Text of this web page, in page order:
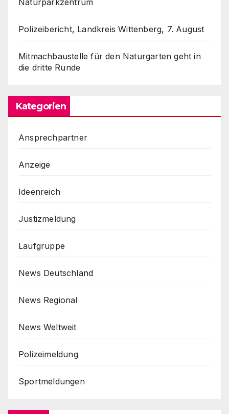
Naturparkzentrum
Polizeibericht, Landkreis Wittenberg, 7. August
Mitmachbaustelle für den Naturgarten geht in
die dritte Runde
Kategorien
Ansprechpartner
Anzeige
Ideenreich
Justizmeldung
Laufgruppe
News Deutschland
News Regional
News Weltweit
Polizeimeldung
Sportmeldungen